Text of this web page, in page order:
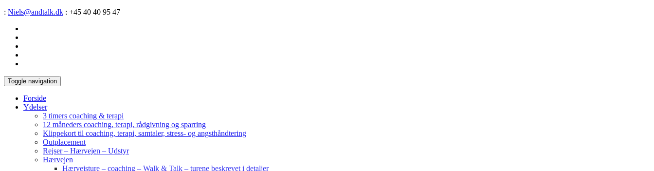
: Niels@andtalk.dk : +45 40 40 95 47
Toggle navigation
Forside
Ydelser
3 timers coaching & terapi
12 måneders coaching, terapi, rådgivning og sparring
Klippekort til coaching, terapi, samtaler, stress- og angsthåndtering
Outplacement
Rejser – Hærvejen – Udstyr
Hærvejen
Hærvejsture – coaching – Walk & Talk – turene beskrevet i detaljer